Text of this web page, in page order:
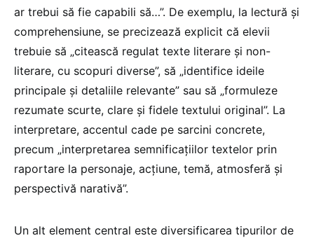
ar trebui să fie capabili să…”. De exemplu, la lectură și
comprehensiune, se precizează explicit că elevii
trebuie să „citească regulat texte literare și non-
literare, cu scopuri diverse”, să „identifice ideile
principale și detaliile relevante” sau să „formuleze
rezumate scurte, clare și fidele textului original”. La
interpretare, accentul cade pe sarcini concrete,
precum „interpretarea semnificațiilor textelor prin
raportare la personaje, acțiune, temă, atmosferă și
perspectivă narativă”.
Un alt element central este diversificarea tipurilor de